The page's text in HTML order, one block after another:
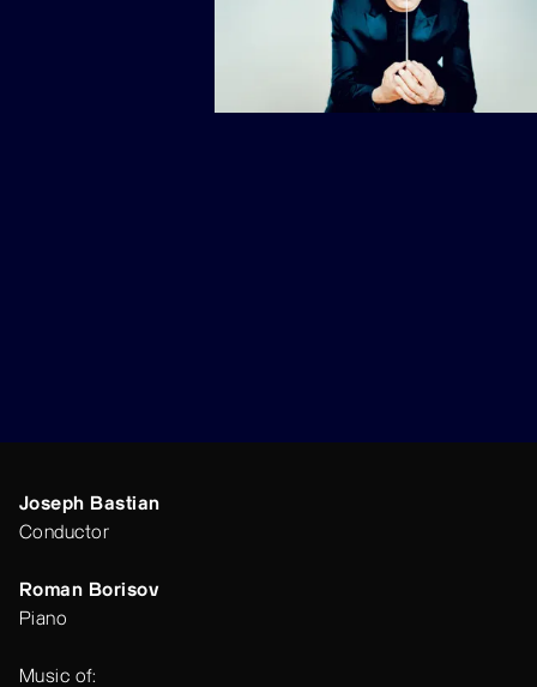
Joseph Bastian
Conductor
Roman Borisov
Piano
Music of: